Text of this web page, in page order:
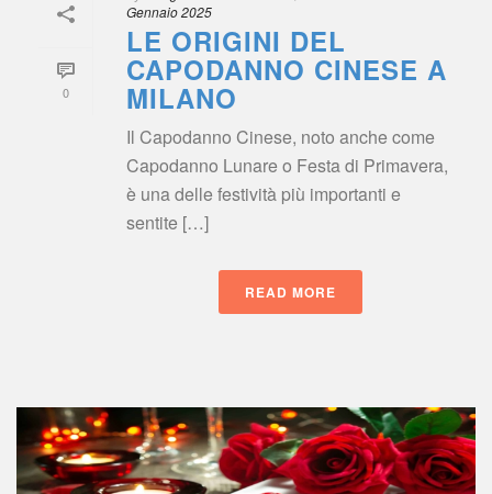
0
Gennaio 2025
LE ORIGINI DEL
CAPODANNO CINESE A
MILANO
Il Capodanno Cinese, noto anche come
Capodanno Lunare o Festa di Primavera,
è una delle festività più importanti e
entite […]
READ MORE